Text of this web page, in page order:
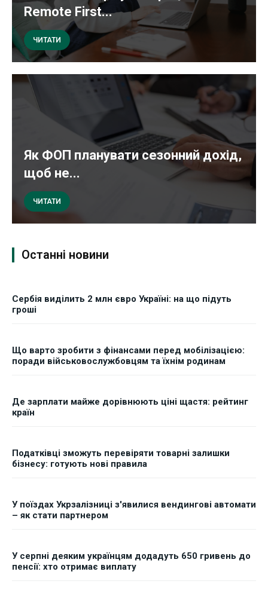
Remote First...
ЧИТАТИ
Як ФОП планувати сезонний дохід,
щоб не...
ЧИТАТИ
Останні новини
Сербія виділить 2 млн євро Україні: на що підуть
гроші
Що варто зробити з фінансами перед мобілізацією:
поради військовослужбовцям та їхнім родинам
Де зарплати майже дорівнюють ціні щастя: рейтинг
країн
Податківці зможуть перевіряти товарні залишки
бізнесу: готують нові правила
У поїздах Укрзалізниці з'явилися вендингові автомати
– як стати партнером
У серпні деяким українцям додадуть 650 гривень до
пенсії: хто отримає виплату